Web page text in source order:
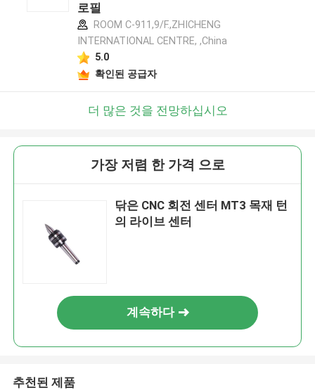
로필
ROOM C-911,9/F.,ZHICHENG
INTERNATIONAL CENTRE, ,China
5.0
확인된 공급자
더 많은 것을 전망하십시오
가장 저렴 한 가격 으로
닦은 CNC 회전 센터 MT3 목재 턴
의 라이브 센터
계속하다
추천된 제품